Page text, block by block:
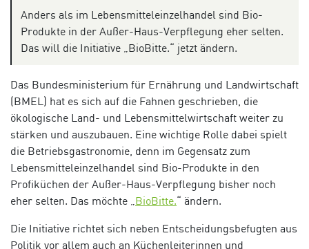
Anders als im Lebensmitteleinzelhandel sind Bio-
Produkte in der Außer-Haus-Verpflegung eher selten.
Das will die Initiative „BioBitte.“ jetzt ändern.
Das Bundesministerium für Ernährung und Landwirtschaft
(BMEL) hat es sich auf die Fahnen geschrieben, die
ökologische Land- und Lebensmittelwirtschaft weiter zu
stärken und auszubauen. Eine wichtige Rolle dabei spielt
die Betriebsgastronomie, denn im Gegensatz zum
Lebensmitteleinzelhandel sind Bio-Produkte in den
Profiküchen der Außer-Haus-Verpflegung bisher noch
eher selten. Das möchte „BioBitte.“ ändern.
Die Initiative richtet sich neben Entscheidungsbefugten aus
Politik vor allem auch an Küchenleiterinnen und